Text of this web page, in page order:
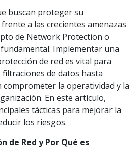
buscan proteger su
a las crecientes amenazas
de Network Protection o
Implementar una
de red es vital para
de datos hasta
comprometer la operatividad y la
En este artículo,
tácticas para mejorar la
los riesgos.
de Red y Por Qué es